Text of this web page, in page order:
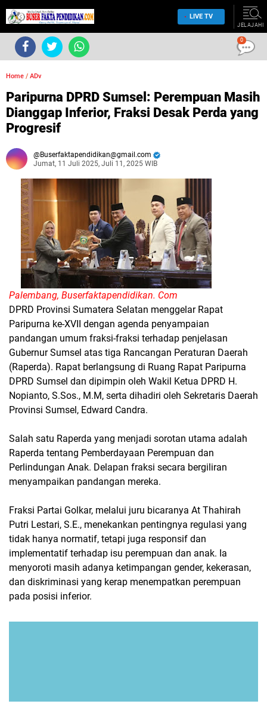
LIVE TV
JELAJAHI
Home / ADv
Paripurna DPRD Sumsel: Perempuan Masih
Dianggap Inferior, Fraksi Desak Perda yang
Progresif
Buserfaktapendidikan@gmail.com
Jumat, 11 Juli 2025, Juli 11, 2025 WIB
Palembang, Buserfaktapendidikan. Com
DPRD Provinsi Sumatera Selatan menggelar Rapat
Paripurna ke-XVII dengan agenda penyampaian
pandangan umum fraksi-fraksi terhadap penjelasan
Gubernur Sumsel atas tiga Rancangan Peraturan Daerah
(Raperda). Rapat berlangsung di Ruang Rapat Paripurna
DPRD Sumsel dan dipimpin oleh Wakil Ketua DPRD H.
Nopianto, S.Sos., M.M, serta dihadiri oleh Sekretaris Daerah
Provinsi Sumsel, Edward Candra.
Salah satu Raperda yang menjadi sorotan utama adalah
Raperda tentang Pemberdayaan Perempuan dan
Perlindungan Anak. Delapan fraksi secara bergiliran
menyampaikan pandangan mereka.
Fraksi Partai Golkar, melalui juru bicaranya At Thahirah
Putri Lestari, S.E., menekankan pentingnya regulasi yang
tidak hanya normatif, tetapi juga responsif dan
implementatif terhadap isu perempuan dan anak. Ia
menyoroti masih adanya ketimpangan gender, kekerasan,
dan diskriminasi yang kerap menempatkan perempuan
pada posisi inferior.
0